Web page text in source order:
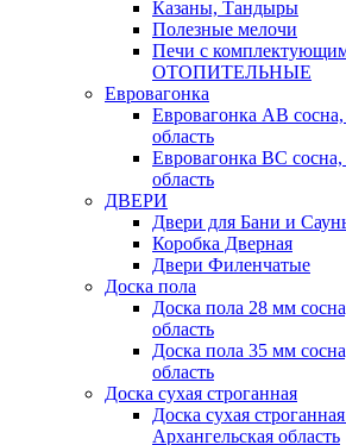
Казаны, Тандыры
Полезные мелочи
Печи с
ОТОПИТЕЛЬНЫЕ
Евровагонка
Евровагонка АВ сосна,
область
Евровагонка ВС сосна,
область
ДВЕРИ
Двери для Бани и
Коробка Дверная
Двери Филенчатые
Доска пола
Доска пола 28 мм
область
Доска пола 35 мм
область
Доска сухая строганная
Доска сухая
Архангельская область